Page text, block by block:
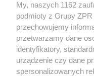
Żaden utwór zamieszczony
rozpowszechniany lub dalej
tym także elektroniczny lub
eksploatacji w jakiejkolwiek
Internecie bez pisemnej
wykorzystanie utworów w
tzn. bez właściwej zgody,
ścigane prawnie.
My, naszych 1162
podmioty z Grupy
przechowujemy
przetwarzamy dane
identyfikatory,
urządzenie czy dane
spersonalizowanych